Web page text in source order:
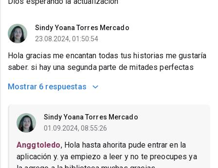
Sindy Yoana Torres Mercado
23.08.2024, 01:50:54
Hola gracias me encantan todas tus historias me gustaría
saber. si hay una segunda parte de mitades perfectas
Mostrar 6 respuestas
Sindy Yoana Torres Mercado
01.09.2024, 08:55:26
Anggtoledo, Hola hasta ahorita pude entrar en la
aplicación y. ya empiezo a leer y no te preocupes ya